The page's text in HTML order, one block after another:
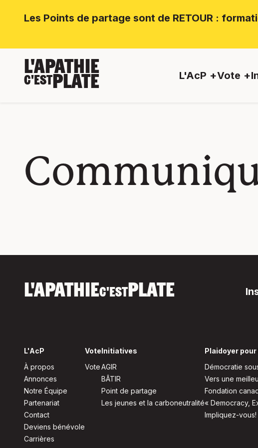
Les Points de partage sont de RETOUR :
L'APATHIE
C'ESTPLATE L'AcP Vote
L'APATHIEC'ESTPLATE
L'AcP
À propos
Annonces
Notre Équipe
Partenariat
Contact
Deviens bénévole
Carrières
Vote
Vote
Initiatives
AGIR
BÂTIR
Point de partage
Les jeunes et la carboneutralité
Plaidoyer
Démocratie
Vers une
Fondation
« Democracy,
Impliquez-vous!